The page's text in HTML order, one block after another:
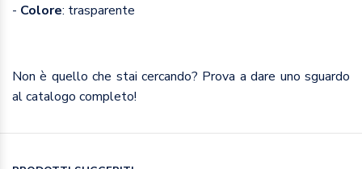
- Colore: trasparente
Non è quello che stai cercando? Prova a dare uno sguardo
al catalogo completo!